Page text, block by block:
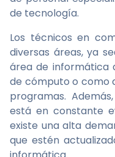
de tecnología.
Los técnicos en
diversas áreas, ya
área de informática
de cómputo o como
programas.
está en constante
existe una alta
que estén